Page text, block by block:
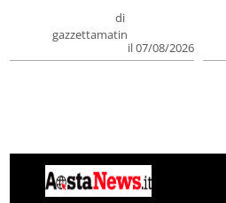
di
gazzettamatin
il 07/08/2026